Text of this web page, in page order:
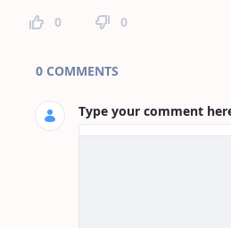
0 0
Page Comments
0 COMMENTS
Type your comment